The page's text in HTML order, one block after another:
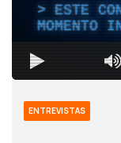
ESTE
MOMENTO
ENTREVISTAS